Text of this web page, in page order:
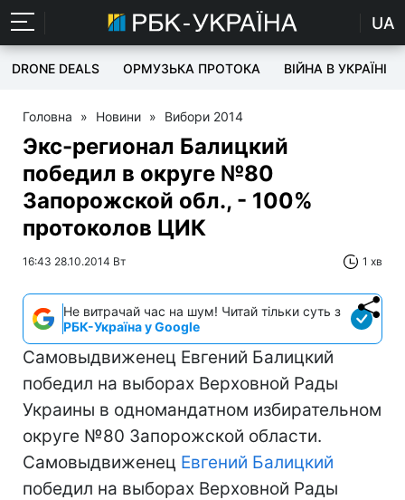
UA
DRONE DEALS ОРМУЗЬКА ПРОТОКА ВІЙНА В УКРАЇНІ
Головна » Новини » Вибори 2014
Экс-регионал Балицкий
победил в округе №80
Запорожской обл., - 100%
протоколов ЦИК
16:43 28.10.2014 Вт 1 хв
Не витрачай час на шум! Читай тільки суть з
РБК-Україна у Google
Самовыдвиженец Евгений Балицкий
победил на выборах Верховной Рады
Украины в одномандатном избирательном
округе №80 Запорожской области.
Самовыдвиженец Евгений Балицкий
победил на выборах Верховной Рады